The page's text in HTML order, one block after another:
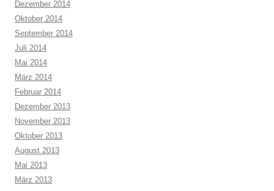
Dezember 2014
Oktober 2014
September 2014
Juli 2014
Mai 2014
März 2014
Februar 2014
Dezember 2013
November 2013
Oktober 2013
August 2013
Mai 2013
März 2013